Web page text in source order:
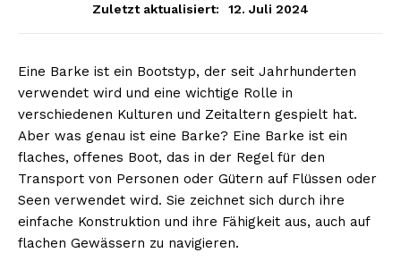
Zuletzt aktualisiert:
12. Juli 2024
Eine Barke ist ein Bootstyp, der seit Jahrhunderten
verwendet wird und eine wichtige Rolle in
verschiedenen Kulturen und Zeitaltern gespielt hat.
Aber was genau ist eine Barke? Eine Barke ist ein
flaches, offenes Boot, das in der Regel für den
Transport von Personen oder Gütern auf Flüssen oder
Seen verwendet wird. Sie zeichnet sich durch ihre
einfache Konstruktion und ihre Fähigkeit aus, auch auf
flachen Gewässern zu navigieren.